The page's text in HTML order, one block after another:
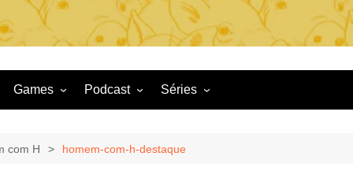
Games
Game Review
Podcast
Radiola Torresmo
Séries
Tv
com H homem-com-h-destaque